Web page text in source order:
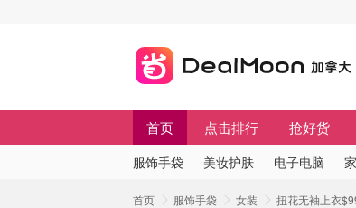
首页 点击排行 抢好货
服饰手袋 美妆护肤 电子电脑
首页 服饰手袋 女装 扭花无袖上衣